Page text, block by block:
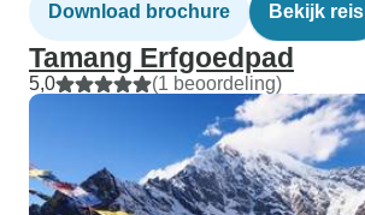
Download brochure Bekijk reis
Tamang Erfgoedpad
5,0 (1 beoordeling)